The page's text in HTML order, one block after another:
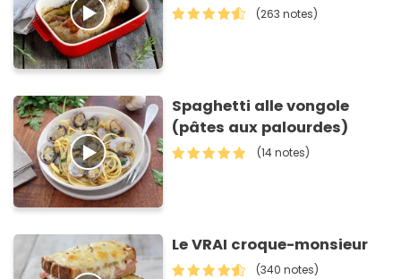
(263 notes)
Spaghetti alle vongole
(pâtes aux palourdes)
(14 notes)
Le VRAI croque-monsieur
(340 notes)